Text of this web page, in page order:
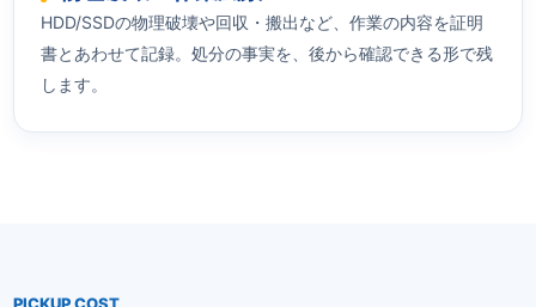
HDD/SSDの物理破壊や回収・搬出など、作業の内容を証明
書とあわせて記録。処分の事実を、後から確認できる形で残
します。
PICKUP COST